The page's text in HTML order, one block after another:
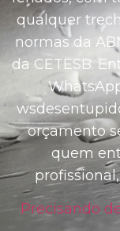
qualquer
normas da
da CETESB.
orçamento
quem
Precisando